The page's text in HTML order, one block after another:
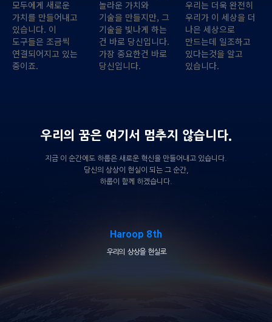
모두에게 새로운
가치를 만들어내고
있습니다. 이
도구들은 조금씩
연결되어지고 있는
중이죠.
놀라운 가치와
기술을 만들지만, 그
기술을 빛나게 하는
건 바로 당신입니다.
가장 중요한건 바로
당신입니다.
우리는 더욱 완전히
우리가 이 세상을 더
나은 세상으로
만드는데 일조하고
있다는것을 알고
있습니다.
우리의 꿈은 여기서 멈추지 않습니다.
지금 이 순간에도 하룹은 새로운 혁신을 만들어내고 있습니다.
당신의 상상이 현실이 되는 그 순간,
하룹이 함께 하겠습니다.
Haroop 8th
우리의 상상을 현실로